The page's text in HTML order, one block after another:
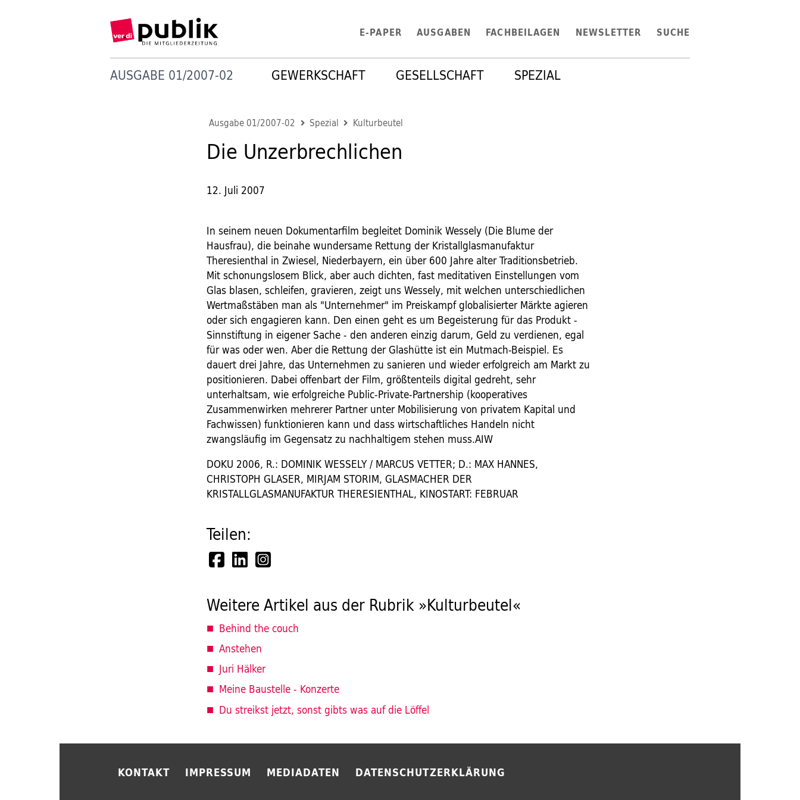
E-PAPER AUSGABEN FACHBEILAGEN NEWSLETTER SUCHE
AUSGABE 01/2007-02 GEWERKSCHAFT GESELLSCHAFT SPEZIAL
Ausgabe 01/2007-02 Spezial Kulturbeutel
Die Unzerbrechlichen
12. Juli 2007
In seinem neuen Dokumentarfilm begleitet Dominik Wessely (Die Blume der
Hausfrau), die beinahe wundersame Rettung der Kristallglasmanufaktur
Theresienthal in Zwiesel, Niederbayern, ein über 600 Jahre alter Traditionsbetrieb.
Mit schonungslosem Blick, aber auch dichten, fast meditativen Einstellungen vom
Glas blasen, schleifen, gravieren, zeigt uns Wessely, mit welchen unterschiedlichen
Wertmaßstäben man als "Unternehmer" im Preiskampf globalisierter Märkte agieren
oder sich engagieren kann. Den einen geht es um Begeisterung für das Produkt -
Sinnstiftung in eigener Sache - den anderen einzig darum, Geld zu verdienen, egal
für was oder wen. Aber die Rettung der Glashütte ist ein Mutmach-Beispiel. Es
dauert drei Jahre, das Unternehmen zu sanieren und wieder erfolgreich am Markt zu
positionieren. Dabei offenbart der Film, größtenteils digital gedreht, sehr
unterhaltsam, wie erfolgreiche Public-Private-Partnership (kooperatives
Zusammenwirken mehrerer Partner unter Mobilisierung von privatem Kapital und
Fachwissen) funktionieren kann und dass wirtschaftliches Handeln nicht
zwangsläufig im Gegensatz zu nachhaltigem stehen muss.AIW
DOKU 2006, R.: DOMINIK WESSELY / MARCUS VETTER; D.: MAX HANNES,
CHRISTOPH GLASER, MIRJAM STORIM, GLASMACHER DER
KRISTALLGLASMANUFAKTUR THERESIENTHAL, KINOSTART: FEBRUAR
Teilen:
Weitere Artikel aus der Rubrik »Kulturbeutel«
Behind the couch
Anstehen
Juri Hälker
Meine Baustelle - Konzerte
Du streikst jetzt, sonst gibts was auf die Löffel
KONTAKT IMPRESSUM MEDIADATEN DATENSCHUTZERKLÄRUNG